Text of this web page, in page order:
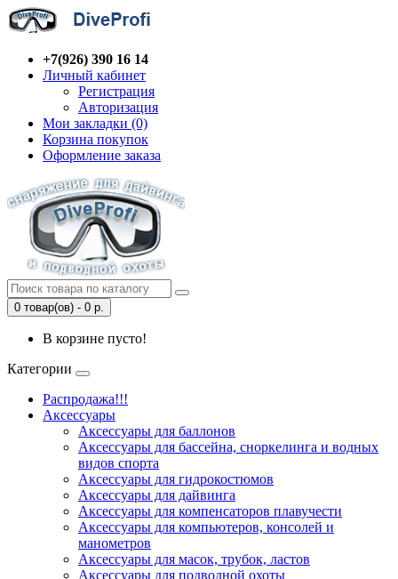
+7(926) 390 16 14
Личный кабинет
Регистрация
Авторизация
Мои закладки (0)
Корзина покупок
Оформление заказа
0 товар(ов) - 0 р.
В корзине пусто!
Категории
Распродажа!!!
Аксессуары
Аксессуары для баллонов
Аксессуары для бассейна, сноркелинга и водных
видов спорта
Аксессуары для гидрокостюмов
Аксессуары для дайвинга
Аксессуары для компенсаторов плавучести
Аксессуары для компьютеров, консолей и
манометров
Аксессуары для масок, трубок, ластов
Аксессуары для подводной охоты